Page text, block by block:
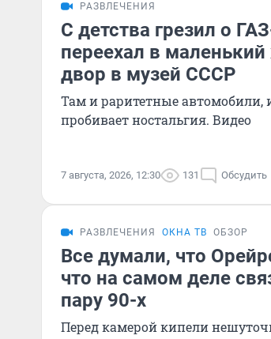
РАЗВЛЕЧЕНИЯ
С детства грезил о
переехал в
двор в музей СССР
Там и раритетные автомобили,
пробивает ностальгия. Видео
7 августа, 2026, 12:30 131 Обсудить
РАЗВЛЕЧЕНИЯ ОКНА ТВ ОБЗОР
Все думали, что
что на самом деле
пару 90-х
Перед камерой кипели